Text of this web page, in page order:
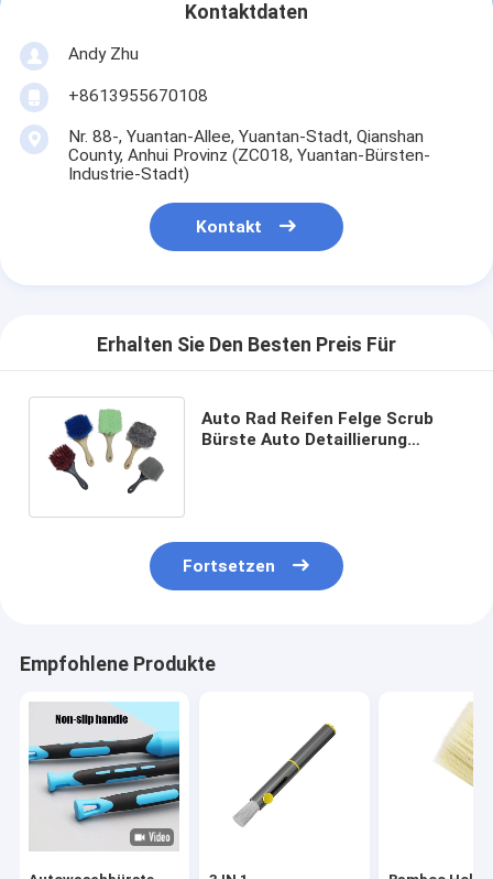
Kontaktdaten
Andy Zhu
+8613955670108
Nr. 88-, Yuantan-Allee, Yuantan-Stadt, Qianshan
County, Anhui Provinz (ZC018, Yuantan-Bürsten-
Industrie-Stadt)
Kontakt
Erhalten Sie Den Besten Preis Für
Auto Rad Reifen Felge Scrub
Bürste Auto Detaillierung
Fortsetzen
Empfohlene Produkte